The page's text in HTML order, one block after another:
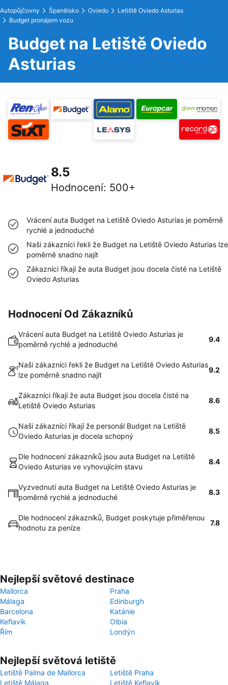
Autopůjčovny Španělsko Oviedo
Letiště Oviedo Asturias
Budget pronájem vozu
Budget na Letiště Oviedo
Asturias
8.5
Hodnocení: 500+
Vrácení auta Budget na Letiště Oviedo Asturias je poměrně
rychlé a jednoduché
Naši zákazníci řekli že Budget na Letiště Oviedo Asturias lze
poměrně snadno najít
Zákazníci říkají že auta Budget jsou docela čisté na Letiště
Oviedo Asturias
Hodnocení Od Zákazníků
Vrácení auta Budget na Letiště Oviedo Asturias je
poměrně rychlé a jednoduché
9.4
Naši zákazníci řekli že Budget na Letiště Oviedo Asturias
lze poměrně snadno najít
9.2
Zákazníci říkají že auta Budget jsou docela čisté na
Letiště Oviedo Asturias
8.6
Naši zákazníci říkají že personál Budget na Letiště
Oviedo Asturias je docela schopný
8.5
Dle hodnocení zákazníků jsou auta Budget na Letiště
Oviedo Asturias ve vyhovujícím stavu
8.4
Vyzvednutí auta Budget na Letiště Oviedo Asturias je
poměrně rychlé a jednoduché
8.3
Dle hodnocení zákazníků, Budget poskytuje přiměřenou
hodnotu za peníze
7.8
Nejlepší světové destinace
Mallorca
Praha
Málaga
Edinburgh
Barcelona
Katánie
Keflavík
Olbia
Řím
Londýn
Nejlepší světová letiště
Letiště Palma de Mallorca
Letiště Praha
Letiště Málaga
Letiště Keflavík